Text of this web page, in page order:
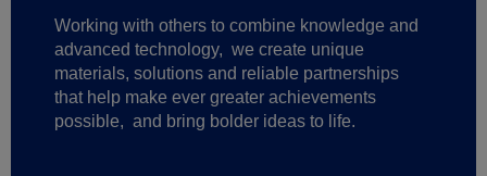
Working with others to combine knowledge and
advanced technology, we create unique
materials, solutions and reliable partnerships
that help make ever greater achievements
possible, and bring bolder ideas to life.